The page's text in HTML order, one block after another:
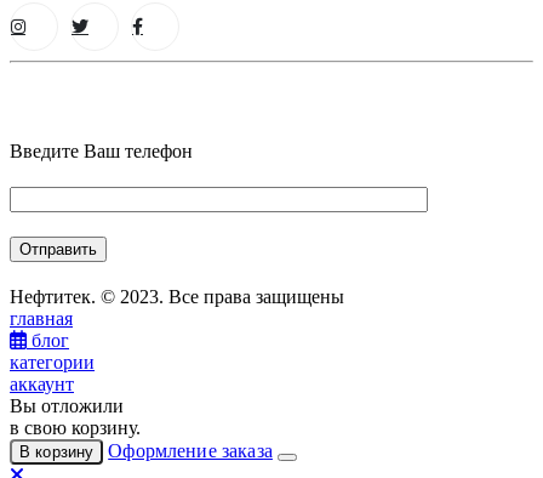
Введите Ваш телефон
Нефтитек. © 2023. Все права защищены
главная
блог
категории
аккаунт
Вы отложили
в свою корзину.
В корзину Оформление заказа